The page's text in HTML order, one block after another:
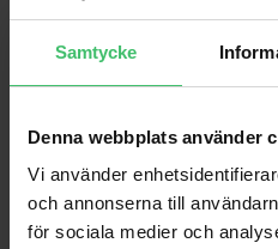
Samtycke
Denna webbplats använder
Vi använder
och annonserna till
för sociala medier och